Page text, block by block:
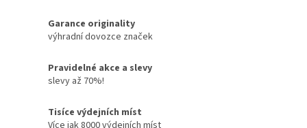
Garance originality
výhradní dovozce značek
Pravidelné akce a slevy
slevy až 70%!
Tisíce výdejních míst
Více jak 8000 výdejních míst